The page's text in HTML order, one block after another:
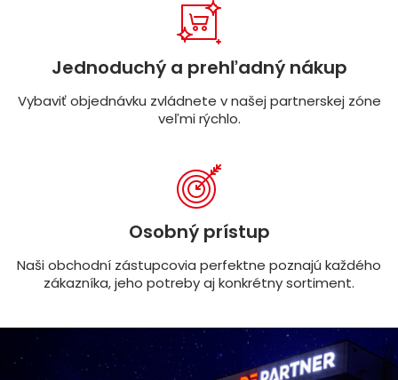
Jednoduchý a prehľadný nákup
Vybaviť objednávku zvládnete v našej partnerskej zóne
veľmi rýchlo.
Osobný prístup
Naši obchodní zástupcovia perfektne poznajú každého
zákazníka, jeho potreby aj konkrétny sortiment.